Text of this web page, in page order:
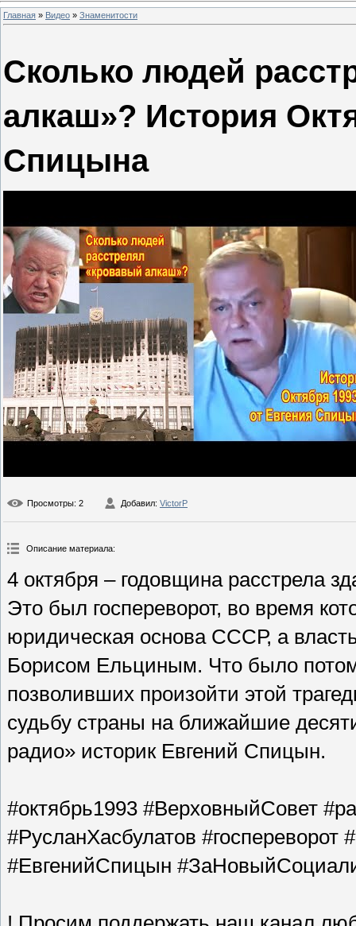
Главная » Видео » Знаменитости
Сколько людей
алкаш»? История
Спицына
Просмотры: 2 Добавил: VictorP
Описание материала:
4 октября – годовщина расстрела
Это был госпереворот, во время
юридическая основа СССР, а
Борисом Ельциным. Что было
позволивших произойти этой
судьбу страны на ближайшие
радио» историк Евгений Спицын.
#октябрь1993 #ВерховныйСовет
#РусланХасбулатов
#ЕвгенийСпицын